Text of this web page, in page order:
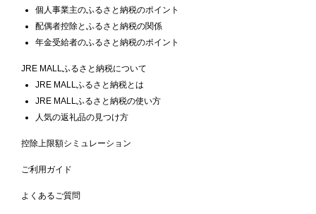
個人事業主のふるさと納税のポイント
配偶者控除とふるさと納税の関係
年金受給者のふるさと納税のポイント
JRE MALLふるさと納税について
JRE MALLふるさと納税とは
JRE MALLふるさと納税の使い方
人気の返礼品の見つけ方
控除上限額シミュレーション
ご利用ガイド
よくあるご質問